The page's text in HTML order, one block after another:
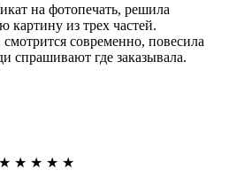
на фотопечать, решила
картину из трех частей.
современно, повесила
спрашивают где заказывала.
★ ★ ★ ★ ★